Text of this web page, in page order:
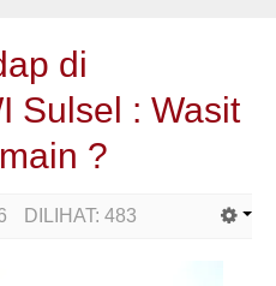
di
Sulsel : Wasit
?
DILIHAT: 483